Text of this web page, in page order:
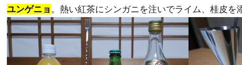
ユンゲニョ 。熱い紅茶にシンガニを注いでライム、桂皮を